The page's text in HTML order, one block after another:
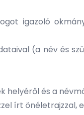
igazoló
(a név és
helyéről és a
írt önéletrajzzal,